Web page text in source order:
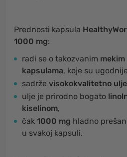
Prednosti kapsula
1000 mg:
radi se o takozvanim
kapsulama, koje su
sadrže visokokvalitetno
ulje je prirodno bogato
kiselinom,
čak 1000 mg hladno
u svakoj kapsuli.